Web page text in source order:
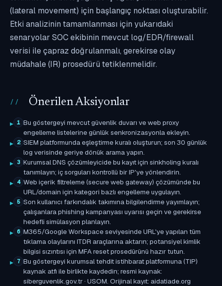
(lateral movement) için başlangıç noktası oluşturabilir.
Etki analizinin tamamlanması için yukarıdaki
senaryolar SOC ekibinin mevcut log/EDR/firewall
verisi ile çapraz doğrulanmalı, gerekirse olay
müdahale (IR) prosedürü tetiklenmelidir.
Önerilen Aksiyonlar
1 Bu göstergeyi mevcut güvenlik duvarı ve web proxy
engelleme listelerine günlük senkronizasyonla ekleyin.
2 SIEM platformunda eşleştirme kuralı oluşturun; son 30 günlük
log verisinde geriye dönük arama yapın.
3 Kurumsal DNS çözümleyicide bu kayıt için sinkholing kuralı
tanımlayın; iç sorguları kontrollü bir IP'ye yönlendirin.
4 Web içerik filtreleme (secure web gateway) çözümünde bu
URL/domain için kategori bazlı engelleme uygulayın.
5 Son kullanıcı farkındalık takımına bilgilendirme yayımlayın;
çalışanlara phishing kampanyası uyarısı geçin ve gerekirse
hedefli simülasyon planlayın.
6 M365/Google Workspace seviyesinde URL'ye yapılan tüm
tıklama olaylarını ITDR araçlarına aktarın; potansiyel kimlik
bilgisi sızıntısı için MFA reset prosedürünü hazır tutun.
7 Bu göstergeyi kurumsal tehdit istihbarat platformuna (TIP)
kaynak atfı ile birlikte kaydedin; resmi kaynak:
siberguvenlik.gov.tr · USOM. Orijinal kayıt: aidatiade.org